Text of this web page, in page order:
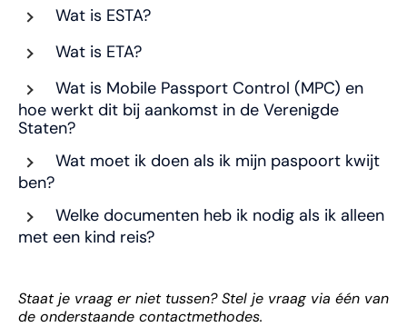
Wat is ESTA?
Wat is ETA?
Wat is Mobile Passport Control (MPC) en
hoe werkt dit bij aankomst in de Verenigde
Staten?
Wat moet ik doen als ik mijn paspoort kwijt
ben?
Welke documenten heb ik nodig als ik alleen
met een kind reis?
Staat je vraag er niet tussen? Stel je vraag via één van
de onderstaande contactmethodes.